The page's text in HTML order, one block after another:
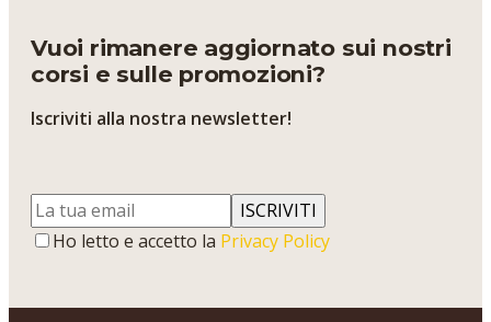
Vuoi rimanere aggiornato sui nostri
corsi e sulle promozioni?
Iscriviti alla nostra newsletter!
ISCRIVITI
Ho letto e accetto la Privacy Policy